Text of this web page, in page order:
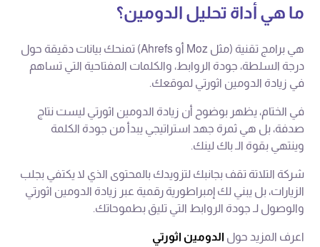
ما هي أداة تحليل الدومين؟
هي برامج تقنية (مثل Moz أو Ahrefs) تمنحك بيانات دقيقة حول
درجة السلطة، جودة الروابط، والكلمات المفتاحية التي تساهم
في زيادة الدومين اثورتي لموقعك.
في الختام، يظهر بوضوح أن زيادة الدومين اثورتي ليست نتاج
صدفة، بل هي ثمرة جهد استراتيجي يبدأ من جودة الكلمة
وينتهي بقوة الـ باك لينك.
شركة التلاتة تقف بجانبك لتزويدك بالمحتوى الذي لا يكتفي بجلب
الزيارات، بل يبني لك إمبراطورية رقمية عبر زيادة الدومين اثورتي
والوصول لـ جودة الروابط التي تليق بطموحاتك.
اعرف المزيد حول الدومين اثورتي